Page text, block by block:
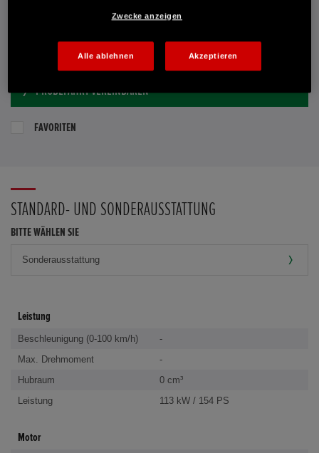
E-MAIL-ANFRAGE
PROBEFAHRT VEREINBAREN
FAVORITEN
STANDARD- UND SONDERAUSSTATTUNG
BITTE WÄHLEN SIE
Leistung
Beschleunigung (0-100 km/h)
-
Max. Drehmoment
-
Hubraum
0 cm³
Leistung
113 kW / 154 PS
Motor
Zwecke anzeigen
Alle ablehnen Akzeptieren